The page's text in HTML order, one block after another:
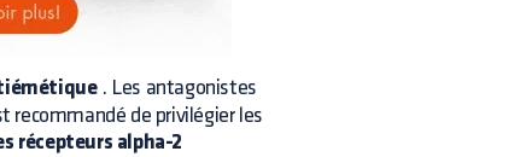
. Les antagonistes
recommandé de privilégier les
récepteurs alpha-2